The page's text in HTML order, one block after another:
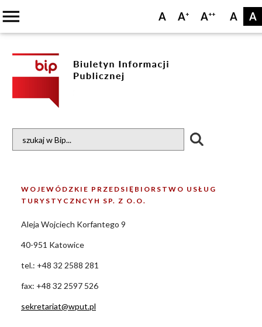
menu A
A
A++
A+
A
WOJEWÓDZKIE PRZEDSIĘBIORSTWO USŁUG
TURYSTYCZNCYH SP. Z O.O.
Aleja Wojciech Korfantego 9
40-951 Katowice
tel.: +48 32 2588 281
fax: +48 32 2597 526
sekretariat@wput.pl